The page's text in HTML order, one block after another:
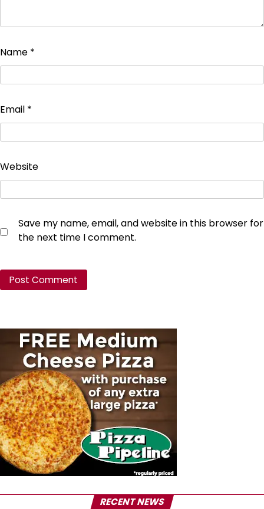
Name *
Email *
Website
Save my name, email, and website in this browser for
the next time I comment.
RECENT NEWS